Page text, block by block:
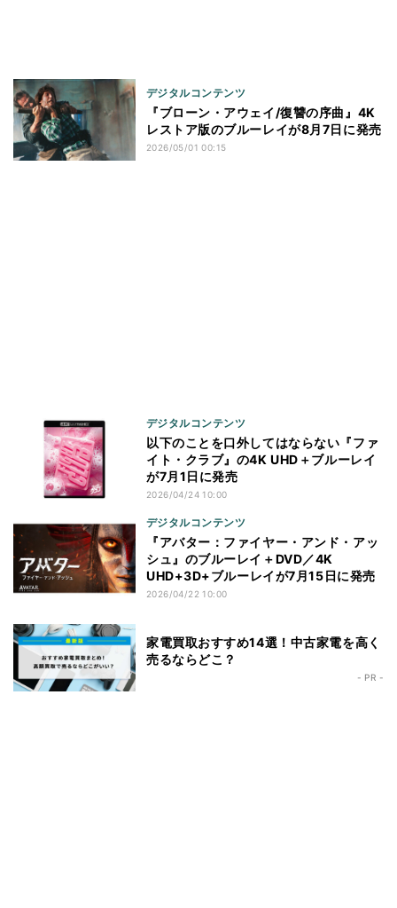
デジタルコンテンツ
『ブローン・アウェイ/復讐の序曲』4K
レストア版のブルーレイが8月7日に発売
2026/05/01 00:15
デジタルコンテンツ
以下のことを口外してはならない『ファ
イト・クラブ』の4K UHD＋ブルーレイ
が7月1日に発売
2026/04/24 10:00
デジタルコンテンツ
『アバター：ファイヤー・アンド・アッ
シュ』のブルーレイ＋DVD／4K
UHD+3D+ブルーレイが7月15日に発売
2026/04/22 10:00
家電買取おすすめ14選！中古家電を高く
売るならどこ？
- PR -